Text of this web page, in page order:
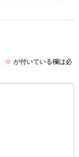
※ が付いている欄は必